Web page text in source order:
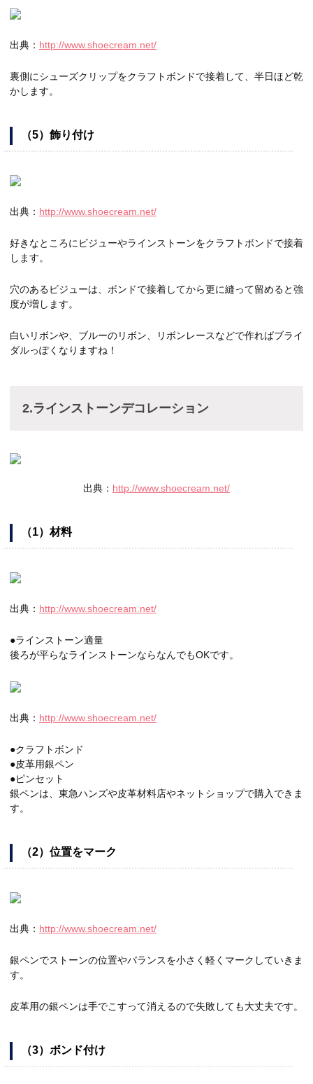
出典： http://www.shoecream.net/
裏側にシューズクリップをクラフトボンドで接着して、半日ほど乾
かします。
（5）飾り付け
出典： http://www.shoecream.net/
好きなところにビジューやラインストーンをクラフトボンドで接着
します。
穴のあるビジューは、ボンドで接着してから更に縫って留めると強
度が増します。
白いリボンや、ブルーのリボン、リボンレースなどで作ればブライ
ダルっぽくなりますね！
2.ラインストーンデコレーション
出典： http://www.shoecream.net/
（1）材料
出典： http://www.shoecream.net/
●ラインストーン適量
後ろが平らなラインストーンならなんでもOKです。
出典： http://www.shoecream.net/
●クラフトボンド
●皮革用銀ペン
●ピンセット
銀ペンは、東急ハンズや皮革材料店やネットショップで購入できま
す。
（2）位置をマーク
出典： http://www.shoecream.net/
銀ペンでストーンの位置やバランスを小さく軽くマークしていきま
す。
皮革用の銀ペンは手でこすって消えるので失敗しても大丈夫です。
（3）ボンド付け